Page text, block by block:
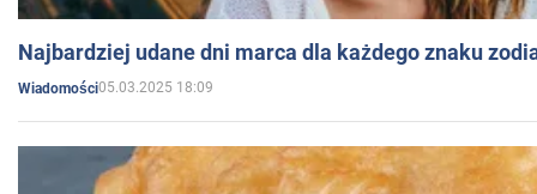
Najbardziej udane dni marca dla każdego znaku
Wiadomości05.03.2025 18:09